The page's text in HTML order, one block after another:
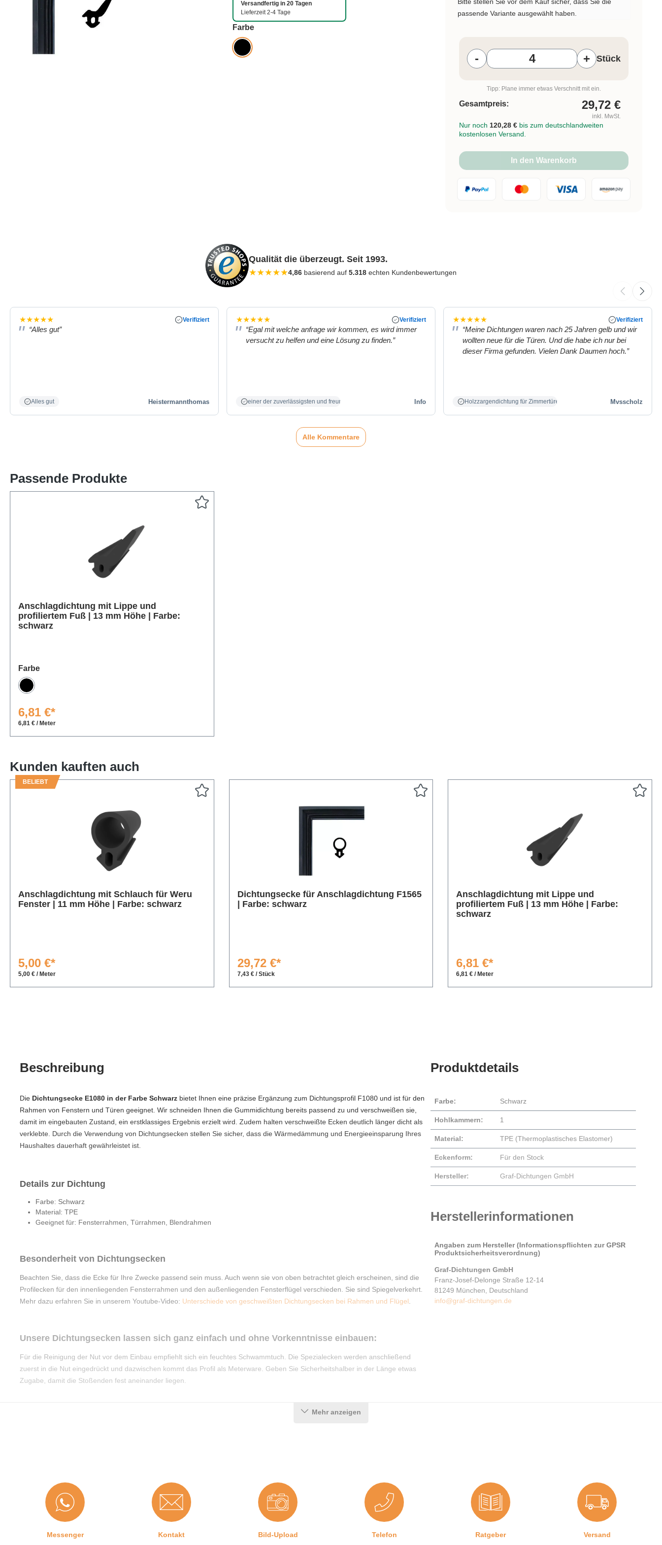
Versandfertig in 20 Tagen
Lieferzeit 2-4 Tage
Farbeauswählen
passende Variante ausgewählt haben.
-
+ Stück
Tipp: Plane immer etwas Verschnitt mit ein.
Gesamtpreis: 29,72 €
inkl. MwSt.
Nur noch 120,28 € bis zum deutschlandweiten
kostenlosen Versand.
In den Warenkorb
Qualität die überzeugt. Seit 1993.
★★★★★4,86 basierend auf 5.318 echten Kundenbewertungen
★★★★★ Verifiziert
“Alles gut”
Alles gut Heistermannthomas
★★★★★ Verifiziert
“Egal mit welche anfrage wir kommen, es wird immer
versucht zu helfen und eine Lösung zu finden.”
einer der zuverlässigsten und freundlichsten Partner Info
★★★★★ Verifiziert
“Meine Dichtungen waren nach 25 Jahren gelb und wir
wollten neue für die Türen. Und die habe ich nur bei
dieser Firma gefunden. Vielen Dank Daumen hoch.”
Holzzargendichtung für Zimmertüren weiß. Mvsscholz
Alle Kommentare
Produktgalerie überspringen
Passende Produkte
Anschlagdichtung mit Lippe und
profiliertem Fuß | 13 mm Höhe | Farbe:
schwarz
Farbeauswählen
Schwarz
6,81 €*
6,81 € / Meter
Kunden kauften auch
BELIEBT
Anschlagdichtung mit Schlauch für Weru
Fenster | 11 mm Höhe | Farbe: schwarz
5,00 €*
5,00 € / Meter
Dichtungsecke für Anschlagdichtung F1565
| Farbe: schwarz
29,72 €*
7,43 € / Stück
Anschlagdichtung mit Lippe und
profiliertem Fuß | 13 mm Höhe | Farbe:
schwarz
6,81 €*
6,81 € / Meter
Beschreibung
Die Dichtungsecke E1080 in der Farbe Schwarz bietet Ihnen eine präzise Ergänzung zum Dichtungsprofil F1080 und ist für den
Rahmen von Fenstern und Türen geeignet. Wir schneiden Ihnen die Gummidichtung bereits passend zu und verschweißen sie,
damit im eingebauten Zustand, ein erstklassiges Ergebnis erzielt wird. Zudem halten verschweißte Ecken deutlich länger dicht als
verklebte. Durch die Verwendung von Dichtungsecken stellen Sie sicher, dass die Wärmedämmung und Energieeinsparung Ihres
Haushaltes dauerhaft gewährleistet ist.
Details zur Dichtung
Farbe: Schwarz
Material: TPE
Geeignet für: Fensterrahmen, Türrahmen, Blendrahmen
Besonderheit von Dichtungsecken
Beachten Sie, dass die Ecke für Ihre Zwecke passend sein muss. Auch wenn sie von oben betrachtet gleich erscheinen, sind die
Profilecken für den innenliegenden Fensterrahmen und den außenliegenden Fensterflügel verschieden. Sie sind Spiegelverkehrt.
Mehr dazu erfahren Sie in unserem Youtube-Video: Unterschiede von geschweißten Dichtungsecken bei Rahmen und Flügel
Unsere Dichtungsecken lassen sich ganz einfach und ohne Vorkenntnisse einbauen:
Für die Reinigung der Nut vor dem Einbau empfiehlt sich ein feuchtes Schwammtuch. Die Spezialecken werden anschließend
zuerst in die Nut eingedrückt und dazwischen kommt das Profil als Meterware. Geben Sie Sicherheitshalber in der Länge etwas
Zugabe, damit die Stoßenden fest aneinander liegen.
Produktdetails
Farbe: Schwarz
Hohlkammern: 1
Material: TPE (Thermoplastisches Elastomer)
Eckenform: Für den Stock
Hersteller: Graf-Dichtungen GmbH
Herstellerinformationen
Angaben zum Hersteller (Informationspflichten zur GPSR
Produktsicherheitsverordnung)
Graf-Dichtungen GmbH
Franz-Josef-Delonge Straße 12-14
81249 München, Deutschland
info@graf-dichtungen.de
Mehr anzeigen
Messenger Kontakt Bild-Upload Telefon Ratgeber Versand